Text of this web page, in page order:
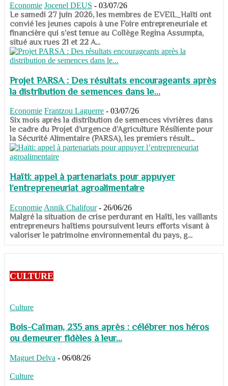
Economie Jocenel DEUS - 03/07/26
Le samedi 27 juin 2026, les membres de EVEIL_Haïti ont
convié les jeunes capois à une Foire entrepreneuriale et
financière qui s’est tenue au Collège Regina Assumpta,
situé aux rues 21 et 22 A...
Projet PARSA : Des résultats encourageants après
la distribution de semences dans le...
Economie Frantzou Laguerre - 03/07/26
​​​​​​​Six mois après la distribution de semences vivrières dans
le cadre du Projet d’urgence d’Agriculture Résiliente pour
la Sécurité Alimentaire (PARSA), les premiers résult...
Haïti: appel à partenariats pour appuyer
l’entrepreneuriat agroalimentaire
Economie Annik Chalifour - 26/06/26
​​​​​​​Malgré la situation de crise perdurant en Haïti, les vaillants
entrepreneurs haïtiens poursuivent leurs efforts visant à
valoriser le patrimoine environnemental du pays, g...
CULTURE
Culture
Bois-Caïman, 235 ans après : célébrer nos héros
ou demeurer fidèles à leur...
Maguet Delva - 06/08/26
Culture